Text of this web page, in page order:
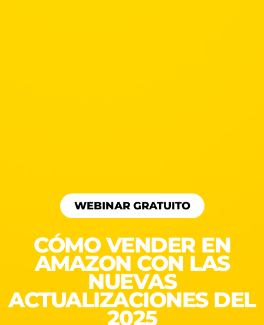
WEBINAR GRATUITO
CÓMO VENDER EN
AMAZON CON LAS
NUEVAS
ACTUALIZACIONES DEL
2025